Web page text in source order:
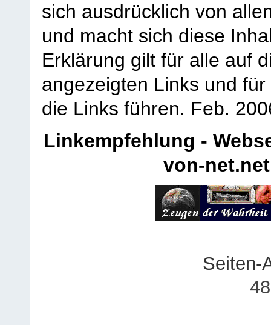
sich ausdrücklich von
und macht sich diese
Erklärung gilt für alle auf
angezeigten Links und
die Links führen. Feb.
Linkempfehlung -
von-net.net
Seiten-